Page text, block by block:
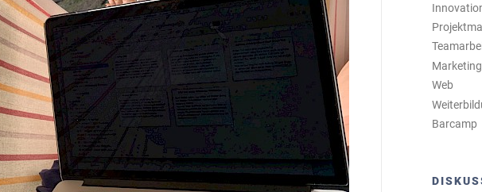
Marketing
Web
Barcamp